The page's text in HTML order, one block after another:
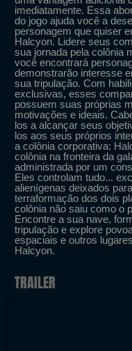
imediatamente. Essa
do jogo ajuda você a
personagem que quiser
Halcyon. Lidere seus
sua jornada pela colônia
você encontrará
demonstrarão interesse
sua tripulação. Com
exclusivas, esses
possuem suas próprias
motivações e ideais.
los a alcançar seus
los aos seus próprios
a colônia corporativa:
colônia na fronteira da
administrada por um
Eles controlam tudo...
alienígenas deixados
terraformação dos dois
colônia não saiu como o
Encontre a sua nave,
tripulação e explore
espaciais e outros
Halcyon.
TRAILER